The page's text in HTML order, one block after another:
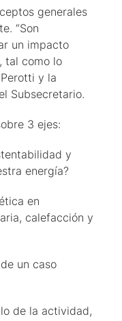
generales
“Son
un impacto
tal como lo
y la
Subsecretario.
3 ejes:
y
energía?
en
calefacción y
un caso
de la actividad,